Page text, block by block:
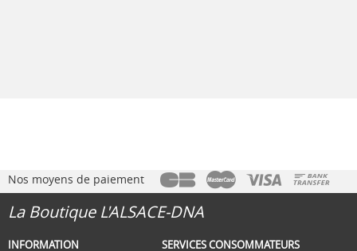
Nos moyens de paiement
La Boutique L'ALSACE-DNA
INFORMATION SERVICES CONSOMMATEURS